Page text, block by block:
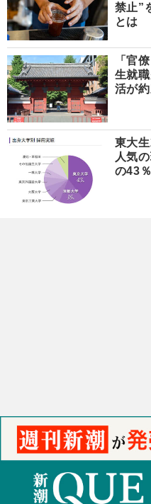
禁止”
とは
「官
生就
活が
東大
人気
の43